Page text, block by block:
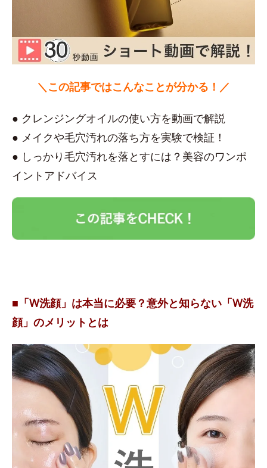
＼この記事ではこんなことが分かる！／
● クレンジングオイルの使い方を動画で解説
● メイクや毛穴汚れの落ち方を実験で検証！
● しっかり毛穴汚れを落とすには？美容のワンポ
イントアドバイス
■「W洗顔」は本当に必要？意外と知らない「W洗
顔」のメリットとは